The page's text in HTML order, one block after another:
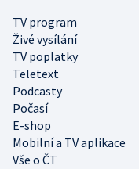
TV program
Živé vysílání
TV poplatky
Teletext
Podcasty
Počasí
E-shop
Mobilní a TV aplikace
Vše o ČT